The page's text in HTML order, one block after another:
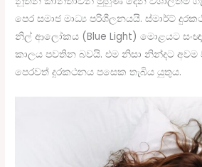
පෙර සමාජ මාධ්‍ය පරිශීලනයයි. ස්මාර්ට්
නිල් ආලෝකය (Blue Light) මොළයට
කාලය පවතින බවයි. එම නිසා නින්දට අවම
පෙරවත් දුරකථනය පසෙක තැබිය යුතුය.